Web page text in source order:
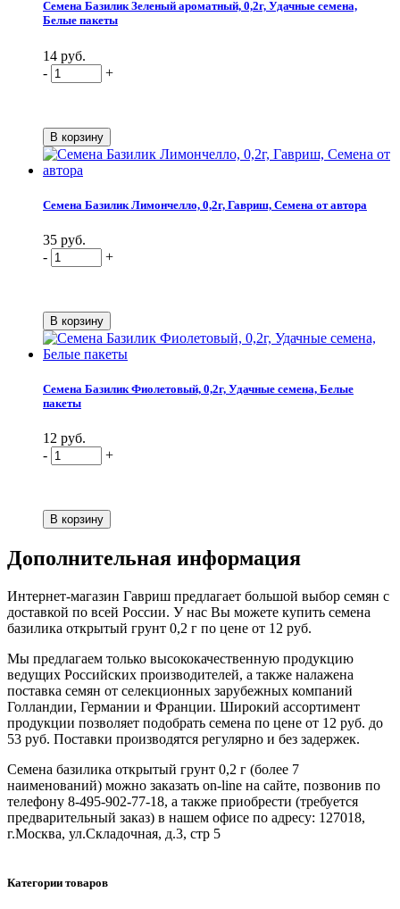
Семена Базилик Зеленый ароматный, 0,2г, Удачные семена,
Белые пакеты
14 руб.
-
+
Семена Базилик Лимончелло, 0,2г, Гавриш, Семена от автора
35 руб.
-
+
Семена Базилик Фиолетовый, 0,2г, Удачные семена, Белые
пакеты
12 руб.
-
+
Дополнительная информация
Интернет-магазин Гавриш предлагает большой выбор семян с
доставкой по всей России. У нас Вы можете купить семена
базилика открытый грунт 0,2 г по цене от 12 руб.
Мы предлагаем только высококачественную продукцию
ведущих Российских производителей, а также налажена
поставка семян от селекционных зарубежных компаний
Голландии, Германии и Франции. Широкий ассортимент
продукции позволяет подобрать семена по цене от 12 руб. до
53 руб. Поставки производятся регулярно и без задержек.
Семена базилика открытый грунт 0,2 г (более 7
наименований) можно заказать on-line на сайте, позвонив по
телефону 8-495-902-77-18, а также приобрести (требуется
предварительный заказ) в нашем офисе по адресу: 127018,
г.Москва, ул.Складочная, д.3, стр 5
Категории товаров